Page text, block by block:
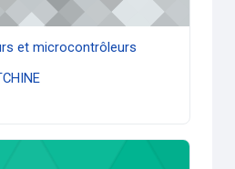
et microcontrôleurs